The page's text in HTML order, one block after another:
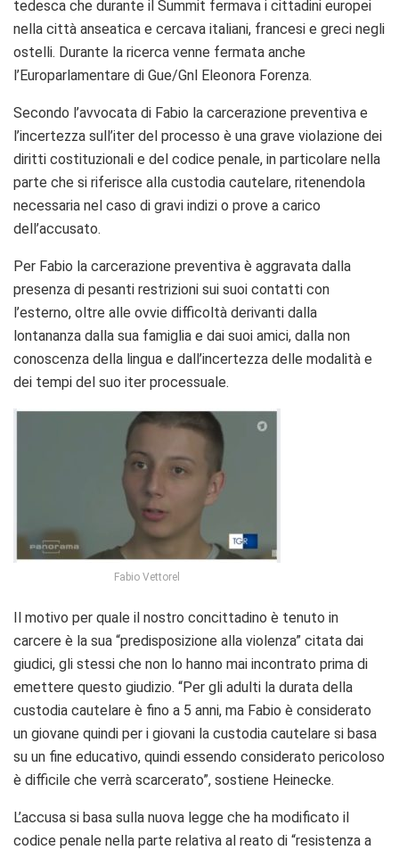
tedesca che durante il Summit fermava i cittadini europei
nella città anseatica e cercava italiani, francesi e greci negli
ostelli. Durante la ricerca venne fermata anche
l’Europarlamentare di Gue/Gnl Eleonora Forenza.
Secondo l’avvocata di Fabio la carcerazione preventiva e
l’incertezza sull’iter del processo è una grave violazione dei
diritti costituzionali e del codice penale, in particolare nella
parte che si riferisce alla custodia cautelare, ritenendola
necessaria nel caso di gravi indizi o prove a carico
dell’accusato.
Per Fabio la carcerazione preventiva è aggravata dalla
presenza di pesanti restrizioni sui suoi contatti con
l’esterno, oltre alle ovvie difficoltà derivanti dalla
lontananza dalla sua famiglia e dai suoi amici, dalla non
conoscenza della lingua e dall’incertezza delle modalità e
dei tempi del suo iter processuale.
Fabio Vettorel
Il motivo per quale il nostro concittadino è tenuto in
carcere è la sua “predisposizione alla violenza” citata dai
giudici, gli stessi che non lo hanno mai incontrato prima di
emettere questo giudizio. “Per gli adulti la durata della
custodia cautelare è fino a 5 anni, ma Fabio è considerato
un giovane quindi per i giovani la custodia cautelare si basa
su un fine educativo, quindi essendo considerato pericoloso
è difficile che verrà scarcerato”, sostiene Heinecke.
L’accusa si basa sulla nuova legge che ha modificato il
codice penale nella parte relativa al reato di “resistenza a